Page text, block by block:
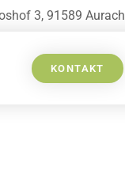
3, 91589 Aurach
KONTAKT